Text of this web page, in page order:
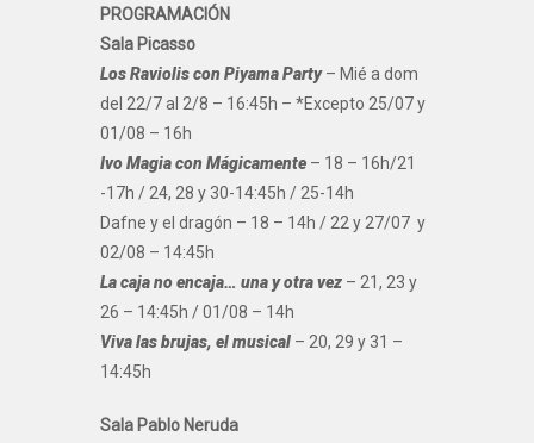
PROGRAMACIÓN
Sala Picasso
Los Raviolis con Piyama Party– Mié a dom
del 22/7 al 2/8 – 16:45h – *Excepto 25/07 y
01/08 – 16h
Ivo Magia con Mágicamente – 18 – 16h/21
-17h / 24, 28 y 30-14:45h / 25-14h
Dafne y el dragón – 18 – 14h / 22 y 27/07 y
02/08 – 14:45h
La caja no encaja… una y otra vez – 21, 23 y
26 – 14:45h / 01/08 – 14h
Viva las brujas, el musical – 20, 29 y 31 –
14:45h
Sala Pablo Neruda